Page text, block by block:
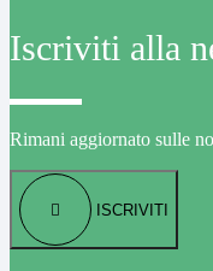
Iscriviti alla
Rimani aggiornato sulle
ISCRIVITI